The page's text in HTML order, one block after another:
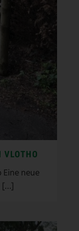
VLOTHO
neue
[…]